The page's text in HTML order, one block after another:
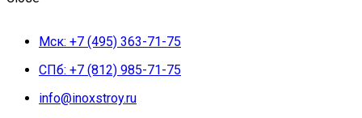
Мск: +7 (495) 363-71-75
СПб: +7 (812) 985-71-75
info@inoxstroy.ru